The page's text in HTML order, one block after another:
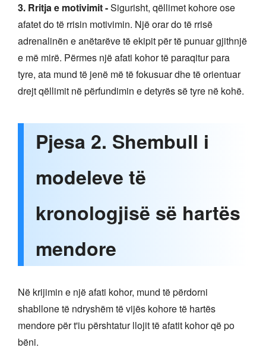
3. Rritja e motivimit -Sigurisht, qëllimet kohore ose
afatet do të rrisin motivimin. Një orar do të rrisë
adrenalinën e anëtarëve të ekipit për të punuar gjithnjë
e më mirë. Përmes një afati kohor të paraqitur para
tyre, ata mund të jenë më të fokusuar dhe të orientuar
drejt qëllimit në përfundimin e detyrës së tyre në kohë.
Pjesa 2. Shembull i
modeleve të
kronologjisë së hartës
mendore
Në krijimin e një afati kohor, mund të përdorni
shabllone të ndryshëm të vijës kohore të hartës
mendore për t'iu përshtatur llojit të afatit kohor që po
bëni.